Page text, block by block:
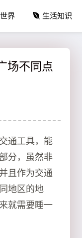
界 生活知识
场不同点
通工具，能
分，虽然非
且作为交通
地区的地
就需要睡一